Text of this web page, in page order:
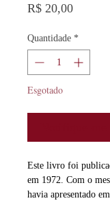
R$ 20,00Preço
Quantidade *
Esgotado
Este livro foi
em 1972. Com o
havia apresentado